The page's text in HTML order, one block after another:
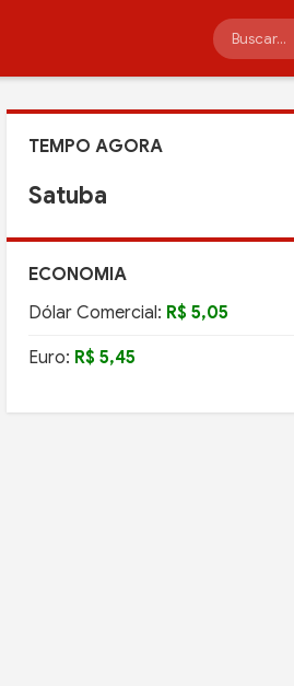
TEMPO AGORA
Satuba
ECONOMIA
Dólar Comercial: R$ 5,05
Euro: R$ 5,45